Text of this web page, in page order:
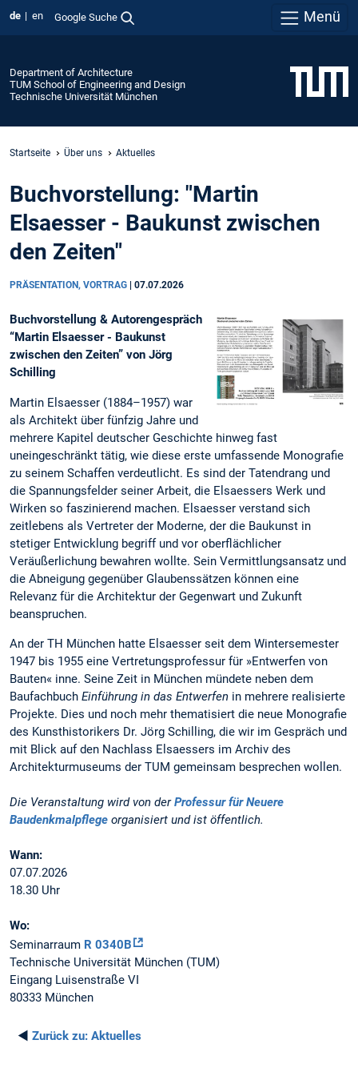
de en Google Suche Menü
Department of Architecture
TUM School of Engineering and Design
Technische Universität München
Startseite Über uns Aktuelles
Buchvorstellung: "Martin
Elsaesser - Baukunst zwischen
den Zeiten"
PRÄSENTATION, VORTRAG 07.07.2026
Buchvorstellung & Autorengespräch
“Martin Elsaesser - Baukunst
zwischen den Zeiten” von Jörg
Schilling
Martin Elsaesser (1884–1957) war
als Architekt über fünfzig Jahre und
mehrere Kapitel deutscher Geschichte hinweg fast
uneingeschränkt tätig, wie diese erste umfassende Monografie
zu seinem Schaffen verdeutlicht. Es sind der Tatendrang und
die Spannungsfelder seiner Arbeit, die Elsaessers Werk und
Wirken so faszinierend machen. Elsaesser verstand sich
zeitlebens als Vertreter der Moderne, der die Baukunst in
stetiger Entwicklung begriff und vor oberflächlicher
Veräußerlichung bewahren wollte. Sein Vermittlungsansatz und
die Abneigung gegenüber Glaubenssätzen können eine
Relevanz für die Architektur der Gegenwart und Zukunft
beanspruchen.
An der TH München hatte Elsaesser seit dem Wintersemester
1947 bis 1955 eine Vertretungsprofessur für »Entwerfen von
Bauten« inne. Seine Zeit in München mündete neben dem
Baufachbuch Einführung in das Entwerfen in mehrere realisierte
Projekte. Dies und noch mehr thematisiert die neue Monografie
des Kunsthistorikers Dr. Jörg Schilling, die wir im Gespräch und
mit Blick auf den Nachlass Elsaessers im Archiv des
Architekturmuseums der TUM gemeinsam besprechen wollen.
Die Veranstaltung wird von derProfessur für Neuere
Baudenkmalpflege organisiert und ist öffentlich.
Wann:
07.07.2026
18.30 Uhr
Wo:
Seminarraum R 0340B
Technische Universität München (TUM)
Eingang Luisenstraße VI
80333 München
◄ Zurück zu: Aktuelles